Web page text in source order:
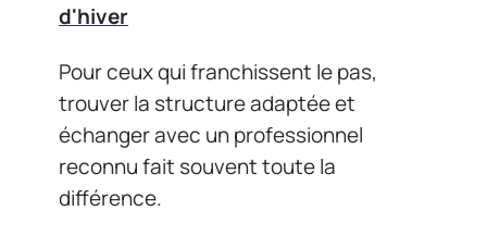
d'hiver
Pour ceux qui franchissent le pas,
trouver la structure adaptée et
échanger avec un professionnel
reconnu fait souvent toute la
différence.